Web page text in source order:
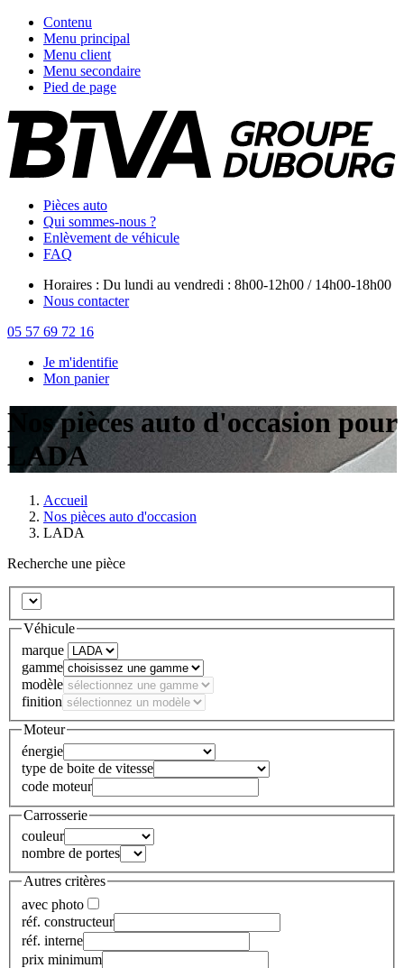
Contenu
Menu principal
Menu client
Menu secondaire
Pied de page
Pièces auto
Qui sommes-nous ?
Enlèvement de véhicule
FAQ
Horaires : Du lundi au vendredi : 8h00-12h00 / 14h00-18h00
Nous contacter
05 57 69 72 16
Je m'identifie
Mon panier
Nos pièces auto d'occasion pour
LADA
Accueil
Nos pièces auto d'occasion
LADA
Recherche une pièce
Véhicule
marque
gamme
modèle
finition
Moteur
énergie
type de boite de vitesse
code moteur
Carrosserie
couleur
nombre de portes
Autres critères
avec photo
réf. constructeur
réf. interne
prix minimum